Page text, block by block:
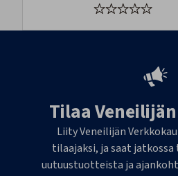
Tilaa
Liity Veneilijän
tilaajaksi, ja saat
uutuustuotteista ja